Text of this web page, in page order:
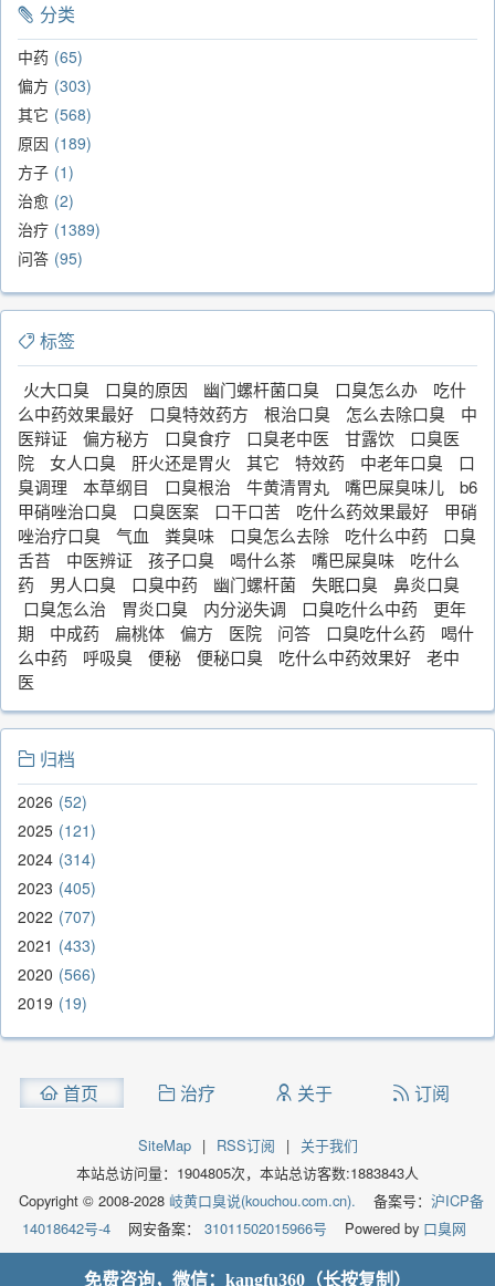
分类
中药 65
偏方 303
其它 568
原因 189
方子 1
治愈 2
治疗 1389
问答 95
标签
火大口臭 口臭的原因 幽门螺杆菌口臭 口臭怎么办
吃什
么中药效果最好
口臭特效药方 根治口臭 怎么去除口臭
中
医辩证
偏方秘方 口臭食疗 口臭老中医 甘露饮
口臭医
院
女人口臭 肝火还是胃火 其它 特效药 中老年口臭
口
臭调理
本草纲目 口臭根治 牛黄清胃丸 嘴巴屎臭味儿
b6
甲硝唑治口臭
口臭医案 口干口苦 吃什么药效果最好
甲硝
唑治疗口臭
气血 粪臭味 口臭怎么去除 吃什么中药
口臭
舌苔
中医辨证 孩子口臭 喝什么茶 嘴巴屎臭味
吃什么
药
男人口臭 口臭中药 幽门螺杆菌 失眠口臭
鼻炎口臭
口臭怎么治
胃炎口臭 内分泌失调 口臭吃什么中药
更年
期
中成药 扁桃体 偏方 医院 问答 口臭吃什么药
喝什
么中药
呼吸臭 便秘 便秘口臭 吃什么中药效果好
老中
医
归档
2026 52
2025 121
2024 314
2023 405
2022 707
2021
433
2020 566
2019 19
首页 治疗 关于 订阅
SiteMap | RSS订阅 |
关于我们
本站总访问量： 1904805次，本站总访客数:1883843人
Copyright © 2008-2028 岐黄口臭说(kouchou.com.cn). 备案号： 沪ICP备
14018642号-4
网安备案： 31011502015966号 Powered by 口臭网
免费咨询，微信：kangfu360（长按复制）